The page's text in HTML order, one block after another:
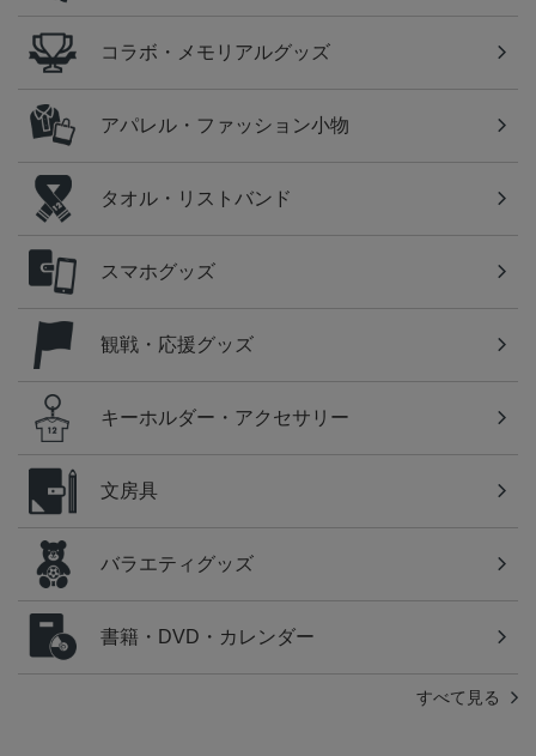
コラボ・メモリアルグッズ
アパレル・ファッション小物
タオル・リストバンド
スマホグッズ
観戦・応援グッズ
キーホルダー・アクセサリー
文房具
バラエティグッズ
書籍・DVD・カレンダー
すべて見る